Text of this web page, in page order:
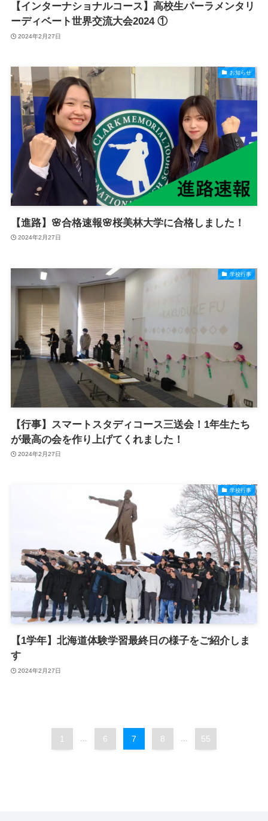
【インターナショナルコース】高校生パーラメンタリ
ーディベート世界交流大会2024 ①
2024年2月27日
お知らせ
【進路】🌸合格速報🌸桜美林大学に合格しました！
2024年2月27日
学校行事
【行事】スマートスタディコース三送会！1年生たち
が最高の会を作り上げてくれました！
2024年2月27日
学校行事
【1学年】北海道体験学習最終日の様子をご紹介しま
す
2024年2月27日
1 ... 6 7 8 ... 55